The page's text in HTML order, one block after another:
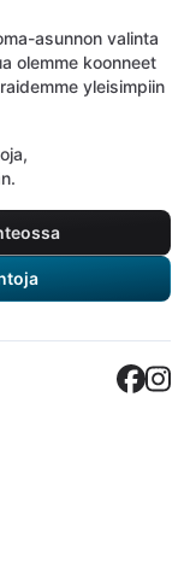
asunnon valinta
olemme koonneet
yleisimpiin